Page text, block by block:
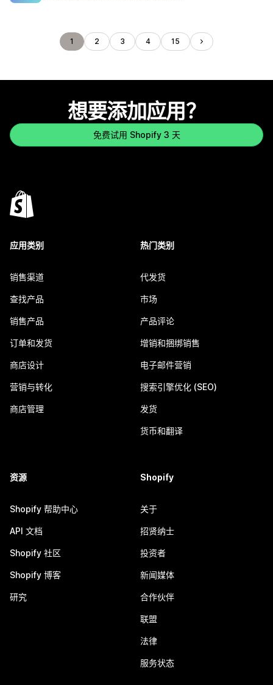
1 2 3 4 15
想要添加应用？
免费试用 Shopify 3 天
应用类别
销售渠道
查找产品
销售产品
订单和发货
商店设计
营销与转化
商店管理
热门类别
代发货
市场
产品评论
增销和捆绑销售
电子邮件营销
搜索引擎优化 (SEO)
发货
货币和翻译
资源
Shopify 帮助中心
API 文档
Shopify 社区
Shopify 博客
研究
Shopify
关于
招贤纳士
投资者
新闻媒体
合作伙伴
联盟
法律
服务状态